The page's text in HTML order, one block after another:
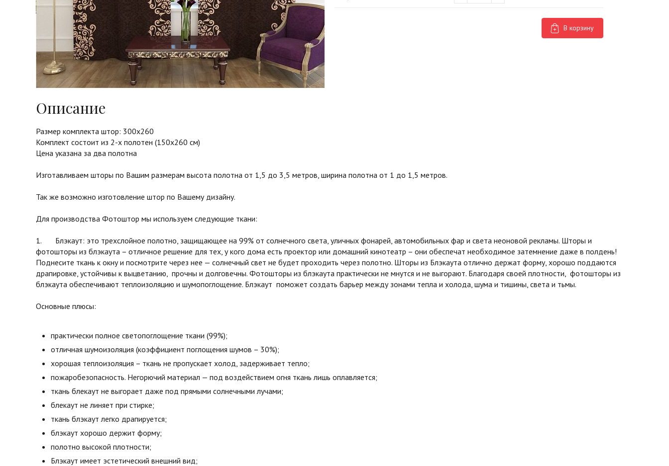
В корзину
Описание
Размер комплекта штор: 300х260
Комплект состоит из 2-х полотен (150х260 см)
Цена указана за два полотна
Изготавливаем шторы по Вашим размерам высота полотна от 1,5 до 3,5 метров, ширина полотна от 1 до 1,5 метров.
Так же возможно изготовление штор по Вашему дизайну.
Для производства Фотоштор мы используем следующие ткани:
1. Блэкаут: это трехслойное полотно, защищающее на 99% от солнечного света, уличных фонарей, автомобильных фар и света неоновой рекламы. Шторы и
фотошторы из блэкаута – отличное решение для тех, у кого дома есть проектор или домашний кинотеатр – они обеспечат необходимое затемнение даже в полдень!
Поднесите ткань к окну и посмотрите через нее — солнечный свет не будет проходить через полотно. Шторы из Блэкаута отлично держат форму, хорошо поддаются
драпировке, устойчивы к выцветанию, прочны и долговечны. Фотошторы из блэкаута практически не мнутся и не выгорают. Благодаря своей плотности, фотошторы из
блэкаута обеспечивают теплоизоляцию и шумопоглощение. Блэкаут поможет создать барьер между зонами тепла и холода, шума и тишины, света и тьмы.
Основные плюсы:
практически полное светопоглощение ткани (99%);
отличная шумоизоляция (коэффициент поглощения шумов – 30%);
хорошая теплоизоляция – ткань не пропускает холод, задерживает тепло;
пожаробезопасность. Негорючий материал — под воздействием огня ткань лишь оплавляется;
ткань блекаут не выгорает даже под прямыми солнечными лучами;
блекаут не линяет при стирке;
ткань блэкаут легко драпируется;
блэкаут хорошо держит форму;
полотно высокой плотности;
Блэкаут имеет эстетический внешний вид;